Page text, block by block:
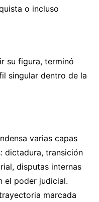
o incluso
su figura, terminó
singular dentro de la
varias capas
dictadura, transición
disputas internas
el poder judicial.
marcada